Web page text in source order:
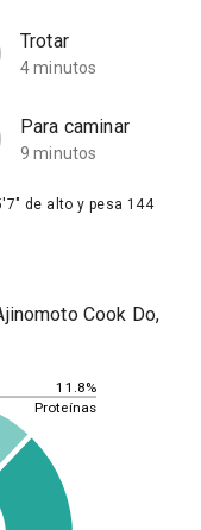
Trotar
4 minutos
Para caminar
9 minutos
de alto y pesa 144
Cook Do,
11.8%
Proteínas